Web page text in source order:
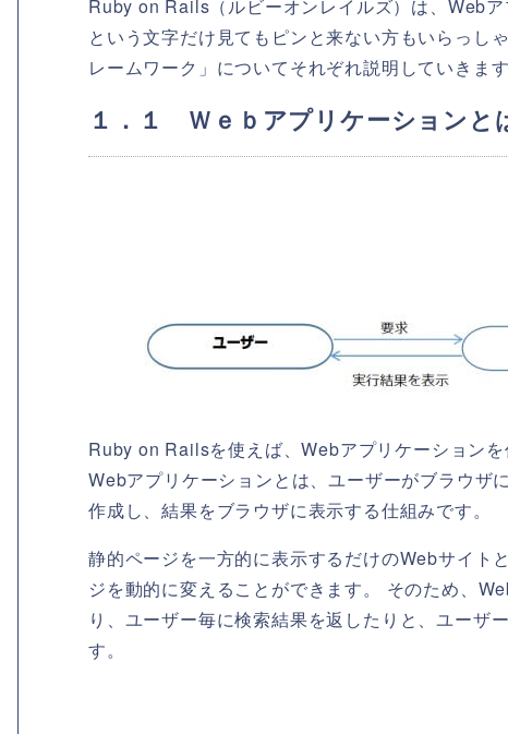
Ruby on Rails（ルビーオンレイルズ）は、Web
という文字だけ見てもピンと来ない方もいらっし
レームワーク」についてそれぞれ説明していきます
１．１ Ｗｅｂアプリケーションと
Ruby on Railsを使えば、Webアプリケーションを
Webアプリケーションとは、ユーザーがブラウザ
作成し、結果をブラウザに表示する仕組みです。
静的ページを一方的に表示するだけのWebサイト
ジを動的に変えることができます。 そのため、
り、ユーザー毎に検索結果を返したりと、ユーザ
す。